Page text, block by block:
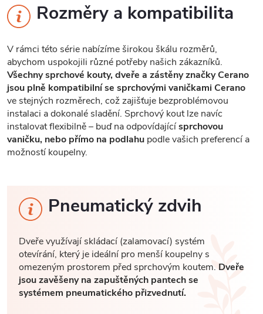
Rozměry a kompatibilita
V rámci této série nabízíme širokou škálu rozměrů,
abychom uspokojili různé potřeby našich zákazníků.
Všechny sprchové kouty, dveře a zástěny značky Cerano
jsou plně kompatibilní se sprchovými vaničkami Cerano
ve stejných rozměrech, což zajišťuje bezproblémovou
instalaci a dokonalé sladění. Sprchový kout lze navíc
instalovat flexibilně – buď na odpovídajícísprchovou
vaničku, nebo přímo na podlahu podle vašich preferencí a
možností koupelny.
Pneumatický zdvih
Dveře využívají skládací (zalamovací) systém
otevírání, který je ideální pro menší koupelny s
omezeným prostorem před sprchovým koutem. Dveře
jsou zavěšeny na zapuštěných pantech se
systémem pneumatického přizvednutí.